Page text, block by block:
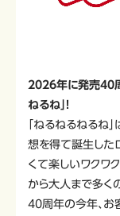
2026年に発売40
ねるね」！
「ねるねるねるね
想を得て誕生した
くて楽しいワクワ
から大人まで多く
40周年の今年、お